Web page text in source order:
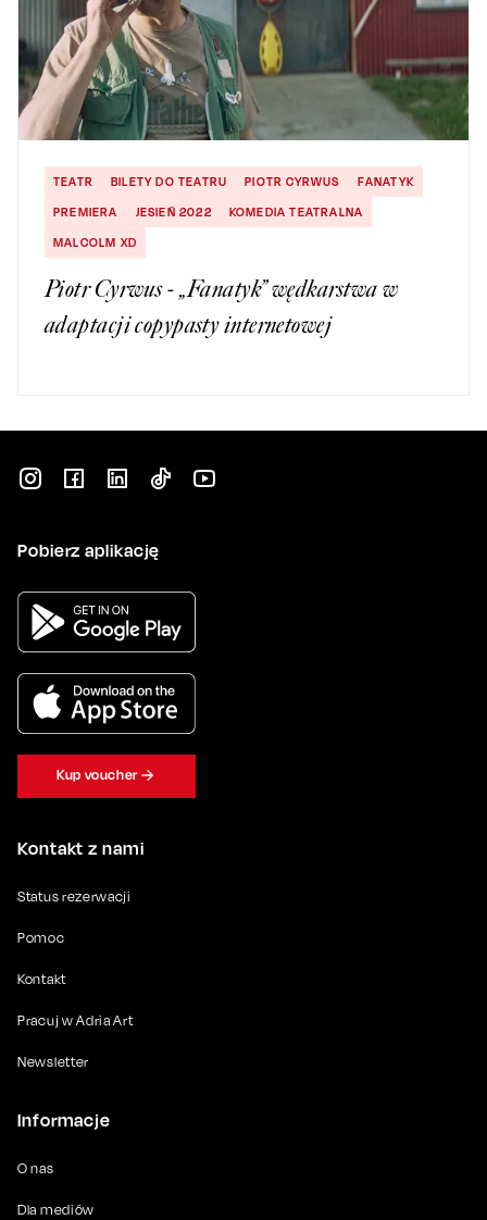
TEATR BILETY DO TEATRU PIOTR CYRWUS
FANATYK
PREMIERA
JESIEŃ 2022
KOMEDIA TEATRALNA
MALCOLM XD
Piotr Cyrwus - „Fanatyk” wędkarstwa w
adaptacji copypasty internetowej
Kontakt z nami
Status rezerwacji
Pomoc
Kontakt
Pracuj w Adria Art
Newsletter
Informacje
O nas
Dla mediów
Pobierz aplikację
Kup voucher